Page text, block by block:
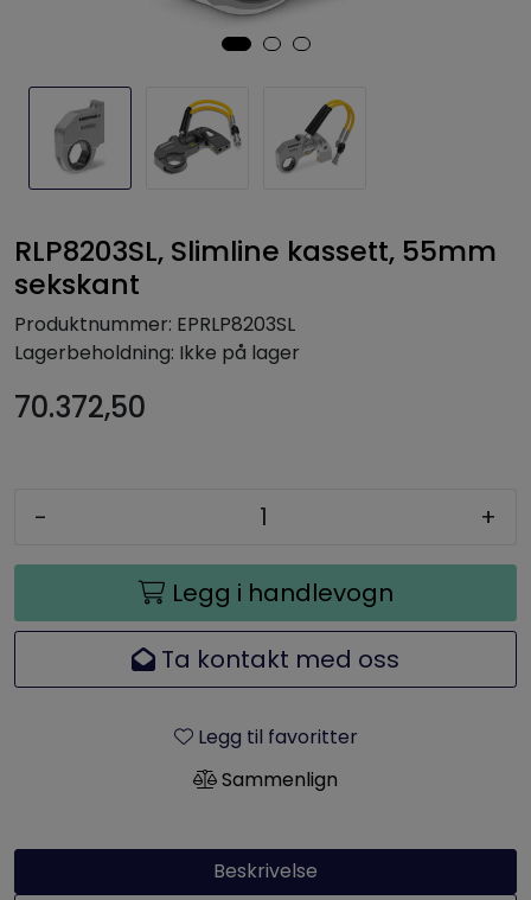
RLP8203SL, Slimline kassett, 55mm
sekskant
Produktnummer: EPRLP8203SL
Lagerbeholdning: Ikke på lager
70.372,50
- +
Legg i handlevogn
Ta kontakt med oss
Legg til favoritter
Sammenlign
Beskrivelse